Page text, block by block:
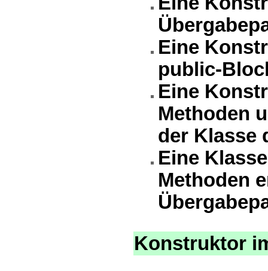
Eine
public-
Eine
Methoden
der Klasse
Eine
Methoden
Konstruktor